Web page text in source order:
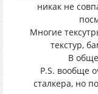
никак не
Многие
текстур,
В
P.S. вообще
сталкера, но